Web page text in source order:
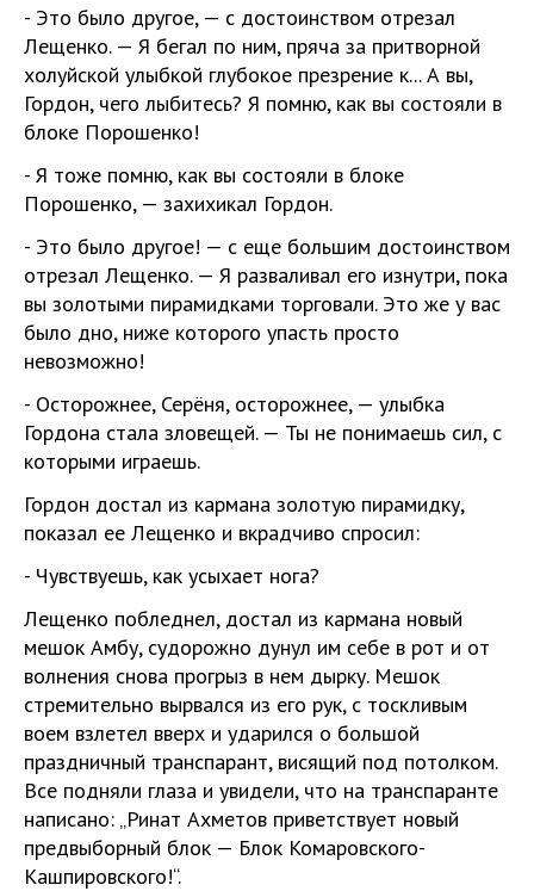
- Это было другое, — с достоинством отрезал
Лещенко. — Я бегал по ним, пряча за притворной
холуйской улыбкой глубокое презрение к... А вы,
Гордон, чего лыбитесь? Я помню, как вы состояли в
блоке Порошенко!
- Я тоже помню, как вы состояли в блоке
Порошенко, — захихикал Гордон.
- Это было другое! — с еще большим достоинством
отрезал Лещенко. — Я разваливал его изнутри, пока
вы золотыми пирамидками торговали. Это же у вас
было дно, ниже которого упасть просто
невозможно!
- Осторожнее, Серёня, осторожнее, — улыбка
Гордона стала зловещей. — Ты не понимаешь сил, с
которыми играешь.
Гордон достал из кармана золотую пирамидку,
показал ее Лещенко и вкрадчиво спросил:
- Чувствуешь, как усыхает нога?
Лещенко побледнел, достал из кармана новый
мешок Амбу, судорожно дунул им себе в рот и от
волнения снова прогрыз в нем дырку. Мешок
стремительно вырвался из его рук, с тоскливым
воем взлетел вверх и ударился о большой
праздничный транспарант, висящий под потолком.
Все подняли глаза и увидели, что на транспаранте
написано: „Ринат Ахметов приветствует новый
предвыборный блок — Блок Комаровского-
Кашпировского!“.